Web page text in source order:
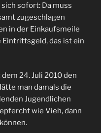
sofort: Da muss
zugeschlagen
in der Einkaufsmeile
Eintrittsgeld, das ist ein
24. Juli 2010 den
man damals die
Jugendlichen
wie Vieh, dann